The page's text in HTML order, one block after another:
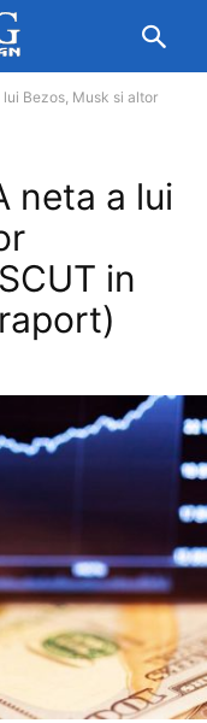
lui Bezos, Musk si altor
neta a lui
in